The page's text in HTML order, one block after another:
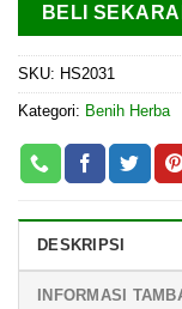
BELI
SKU: HS2031
Kategori: Benih Herba
DESKRIPSI
INFORMASI